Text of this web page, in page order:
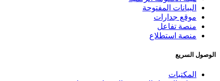
البيانات المفتوحة
موقع جدارات
منصة تفاعل
منصة استطلاع
الوصول السريع
المكتبات